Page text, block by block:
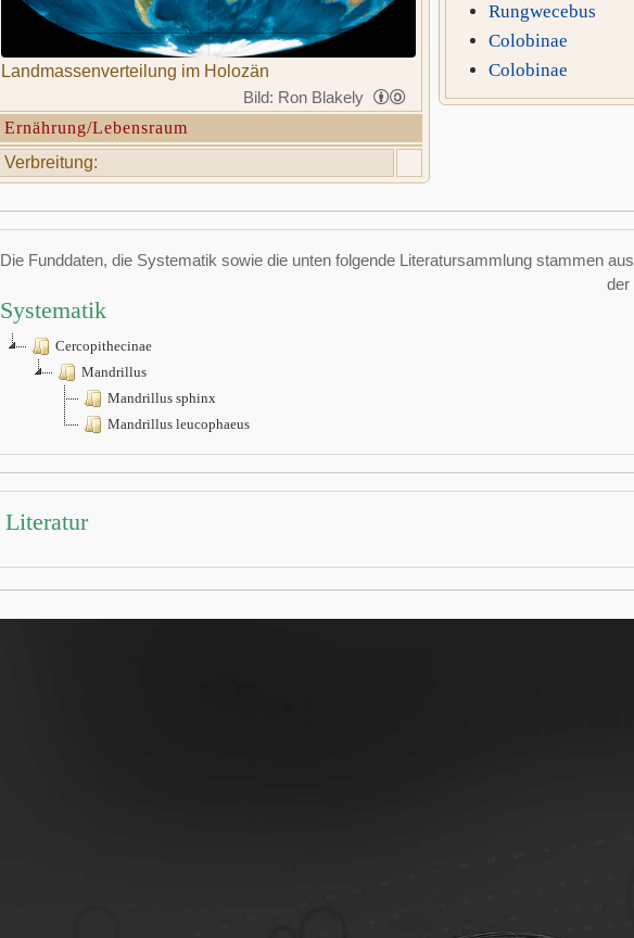
Landmassenverteilung im Holozän
Bild: Ron Blakely
Ernährung/Lebensraum
Verbreitung:
Rungwecebus
Colobinae
Colobinae
Die Funddaten, die Systematik sowie die unten folgende Literatursammlung stammen aus
der
Systematik
Cercopithecinae
Mandrillus
Mandrillus sphinx
Mandrillus leucophaeus
Literatur